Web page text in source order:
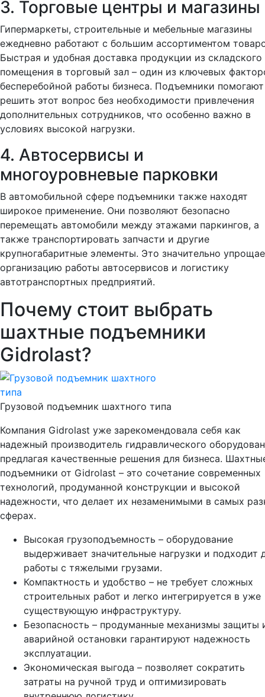
3. Торговые центры и магазины
Гипермаркеты, строительные и мебельные магазины
ежедневно работают с большим ассортиментом
Быстрая и удобная доставка продукции из складского
помещения в торговый зал – один из ключевых
бесперебойной работы бизнеса. Подъемники помогают
решить этот вопрос без необходимости привлечения
дополнительных сотрудников, что особенно важно в
условиях высокой нагрузки.
4. Автосервисы и
многоуровневые парковки
В автомобильной сфере подъемники также находят
широкое применение. Они позволяют безопасно
перемещать автомобили между этажами паркингов, а
также транспортировать запчасти и другие
крупногабаритные элементы. Это значительно
организацию работы автосервисов и логистику
автотранспортных предприятий.
Почему стоит выбрать
шахтные подъемники
Gidrolast?
Грузовой подъемник шахтного типа
Компания Gidrolast уже зарекомендовала себя как
надежный производитель гидравлического
предлагая качественные решения для бизнеса.
подъемники от Gidrolast – это сочетание современных
технологий, продуманной конструкции и высокой
надежности, что делает их незаменимыми в самых
сферах.
Высокая грузоподъемность – оборудование
выдерживает значительные нагрузки и подходит
работы с тяжелыми грузами.
Компактность и удобство – не требует сложных
строительных работ и легко интегрируется в уже
существующую инфраструктуру.
Безопасность – продуманные механизмы защиты
аварийной остановки гарантируют надежность
эксплуатации.
Экономическая выгода – позволяет сократить
затраты на ручной труд и оптимизировать